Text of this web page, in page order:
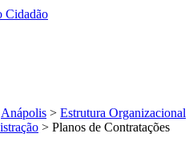
Cidadão
Anápolis > Estrutura Organizacional
> Planos de Contratações